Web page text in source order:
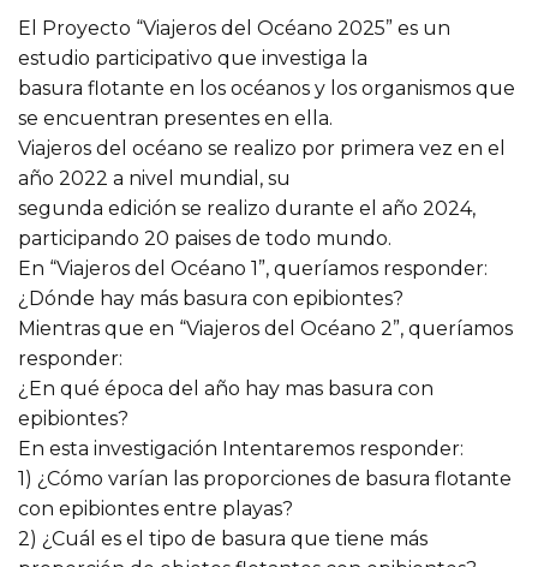
El Proyecto “Viajeros del Océano 2025” es un
estudio participativo que investiga la
basura flotante en los océanos y los organismos que
se encuentran presentes en ella.
Viajeros del océano se realizo por primera vez en el
año 2022 a nivel mundial, su
segunda edición se realizo durante el año 2024,
participando 20 paises de todo mundo.
En “Viajeros del Océano 1”, queríamos responder:
¿Dónde hay más basura con epibiontes?
Mientras que en “Viajeros del Océano 2”, queríamos
responder:
¿En qué época del año hay mas basura con
epibiontes?
En esta investigación Intentaremos responder:
1) ¿Cómo varían las proporciones de basura flotante
con epibiontes entre playas?
2) ¿Cuál es el tipo de basura que tiene más